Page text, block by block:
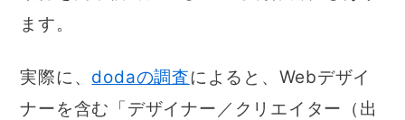
ます。
実際に、 dodaの調査によると、Webデザイ
ナーを含む「デザイナー／クリエイター（出